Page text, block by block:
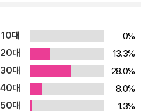
10대
0%
20대
13.3%
30대
28.0%
40대
8.0%
50대
1.3%